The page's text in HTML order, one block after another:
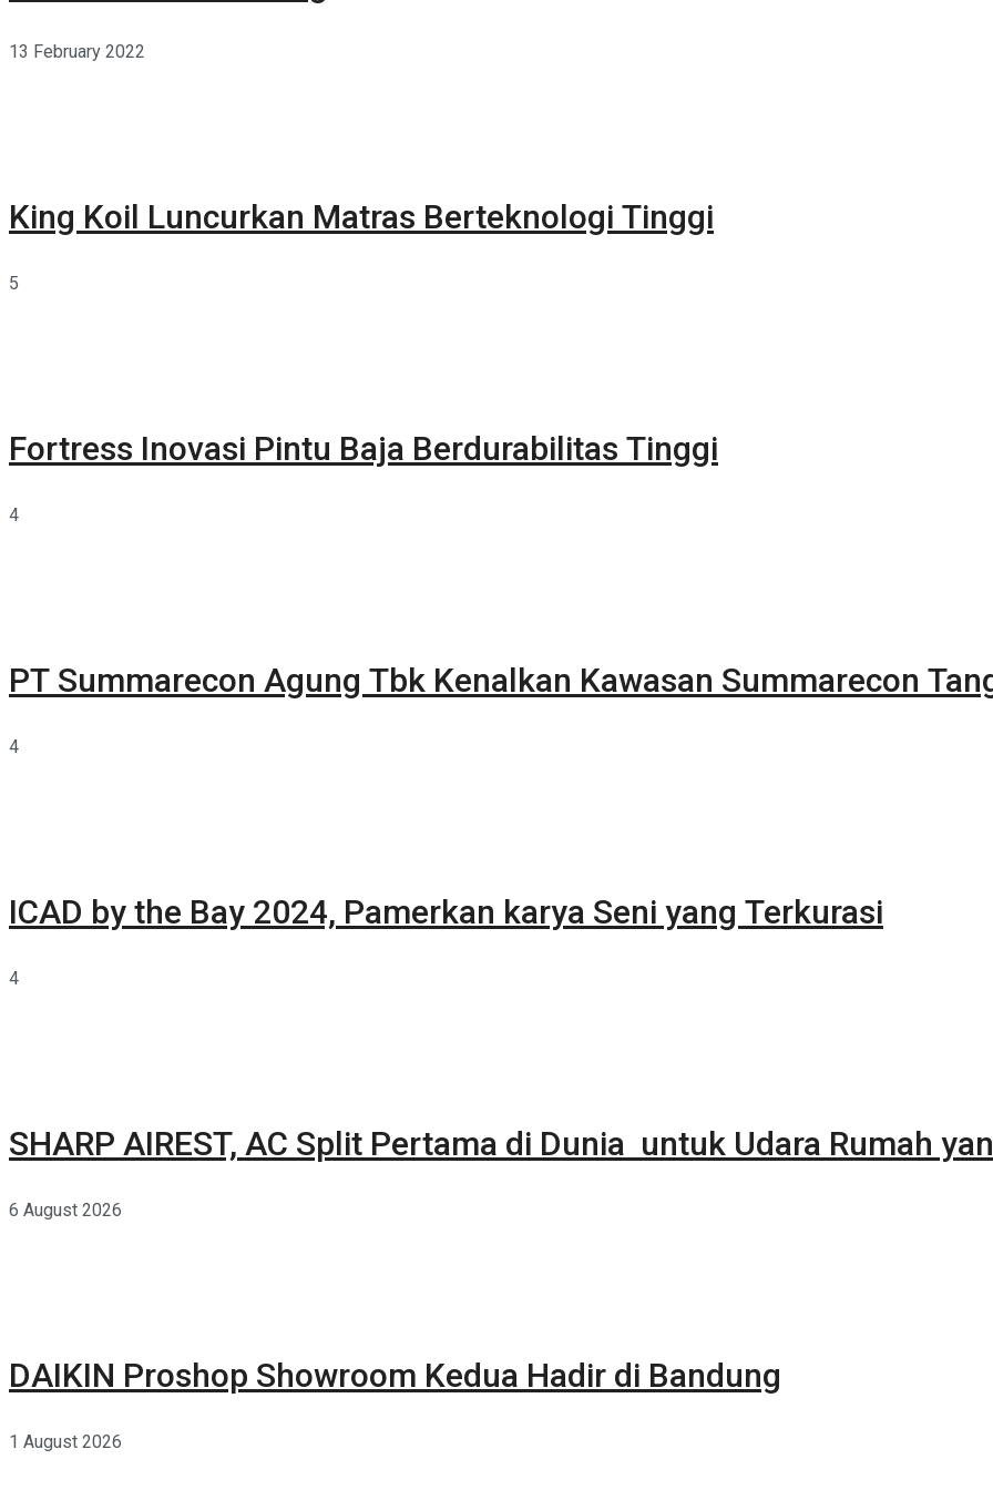
13 February 2022
King Koil Luncurkan Matras Berteknologi Tinggi
5
Fortress Inovasi Pintu Baja Berdurabilitas Tinggi
4
PT Summarecon Agung Tbk Kenalkan Kawasan Summarecon
4
ICAD by the Bay 2024, Pamerkan karya Seni yang Terkurasi
4
SHARP AIREST, AC Split Pertama di Dunia untuk Udara Rumah
6 August 2026
DAIKIN Proshop Showroom Kedua Hadir di Bandung
1 August 2026